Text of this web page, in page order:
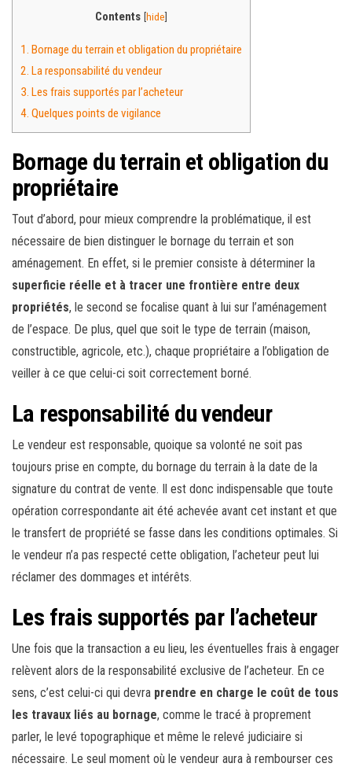
Contents [hide]
1. Bornage du terrain et obligation du propriétaire
2. La responsabilité du vendeur
3. Les frais supportés par l’acheteur
4. Quelques points de vigilance
Bornage du terrain et obligation du
propriétaire
Tout d’abord, pour mieux comprendre la problématique, il est
nécessaire de bien distinguer le bornage du terrain et son
aménagement. En effet, si le premier consiste à déterminer la
superficie réelle et à tracer une frontière entre deux
propriétés, le second se focalise quant à lui sur l’aménagement
de l’espace. De plus, quel que soit le type de terrain (maison,
constructible, agricole, etc.), chaque propriétaire a l’obligation de
veiller à ce que celui-ci soit correctement borné.
La responsabilité du vendeur
Le vendeur est responsable, quoique sa volonté ne soit pas
toujours prise en compte, du bornage du terrain à la date de la
signature du contrat de vente. Il est donc indispensable que toute
opération correspondante ait été achevée avant cet instant et que
le transfert de propriété se fasse dans les conditions optimales. Si
le vendeur n’a pas respecté cette obligation, l’acheteur peut lui
réclamer des dommages et intérêts.
Les frais supportés par l’acheteur
Une fois que la transaction a eu lieu, les éventuelles frais à engager
relèvent alors de la responsabilité exclusive de l’acheteur. En ce
sens, c’est celui-ci qui devra prendre en charge le coût de tous
les travaux liés au bornage, comme le tracé à proprement
parler, le levé topographique et même le relevé judiciaire si
nécessaire. Le seul moment où le vendeur aura à rembourser ces